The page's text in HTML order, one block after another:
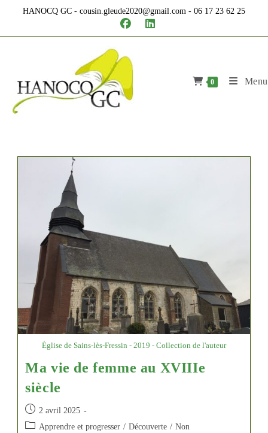
content
HANOCQ GC - cousin.gleude2020@gmail.com - 06 17 23 62 25
0 Menu
Église de Sains-lès-Fressin - 2019 - Collection de l'auteur
Ma vie de femme au XVIIIe
siècle
Publication
publiée :
2 avril 2025
Post Apprendre et progresser / Découverte / Non